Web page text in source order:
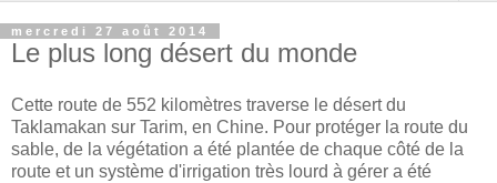
mercredi 27 août 2014
Le plus long désert du monde
Cette route de 552 kilomètres traverse le désert du
Taklamakan sur Tarim, en Chine. Pour protéger la route du
sable, de la végétation a été plantée de chaque côté de la
route et un système d'irrigation très lourd à gérer a été